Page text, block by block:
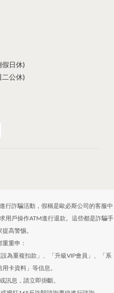
日休)
公休)
行詐騙活動，假稱是歐必斯公司的客服中
用戶操作ATM進行退款。這些都是詐騙手
高警惕。
重申：
為重複扣款」、「升級VIP會員」、「系
卡資料」等信息。
訊息，請立即掛斷。